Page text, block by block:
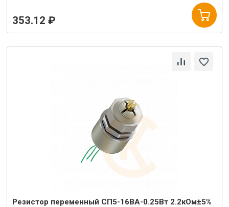
353.12 ₽
Резистор переменный СП5-16ВА-0.25Вт 2.2кОм±5%